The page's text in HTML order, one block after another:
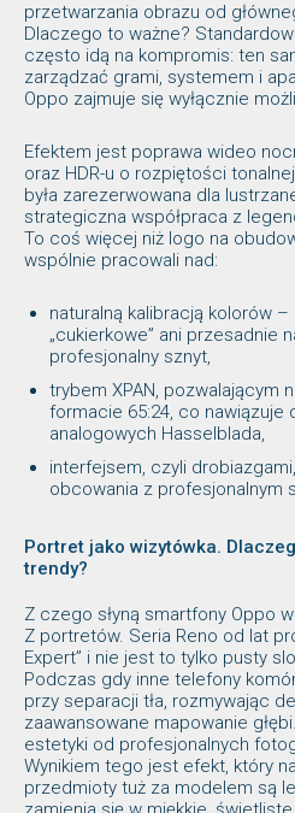
przetwarzania obrazu od
Dlaczego to ważne?
często idą na kompromis: ten
zarządzać grami, systemem i
Oppo zajmuje się wyłącznie
Efektem jest poprawa wideo
oraz HDR-u o rozpiętości
była zarezerwowana dla
strategiczna współpraca z
To coś więcej niż logo na
wspólnie pracowali nad:
naturalną kalibracją kolorów
„cukierkowe” ani przesadnie
profesjonalny sznyt,
trybem XPAN, pozwalającym
formacie 65:24, co nawiązuje
analogowych Hasselblada,
interfejsem, czyli
obcowania z profesjonalnym
Portret jako wizytówka.
trendy?
Z czego słyną smartfony Oppo
Z portretów. Seria Reno od lat
Expert” i nie jest to tylko pusty
Podczas gdy inne telefony
przy separacji tła, rozmywając
zaawansowane mapowanie
estetyki od profesjonalnych
Wynikiem tego jest efekt, który
przedmioty tuż za modelem są